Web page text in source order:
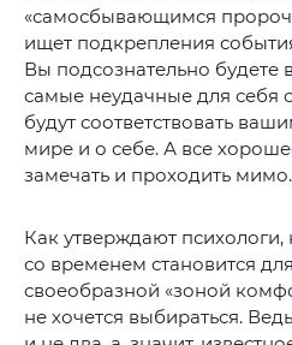
«самосбывающимся
ищет подкрепления
Вы подсознательно будете
самые неудачные для себя
будут соответствовать
мире и о себе. А все
замечать и проходить мимо.
Как утверждают
со временем становится
своеобразной «зоной
не хочется выбираться.